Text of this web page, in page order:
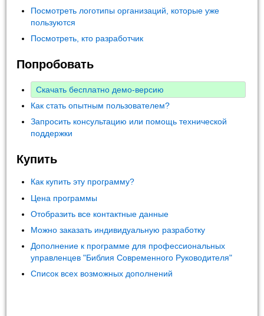
Посмотреть логотипы организаций, которые уже
пользуются
Посмотреть, кто разработчик
Попробовать
Скачать бесплатно демо-версию
Как стать опытным пользователем?
Запросить консультацию или помощь технической
поддержки
Купить
Как купить эту программу?
Цена программы
Отобразить все контактные данные
Можно заказать индивидуальную разработку
Дополнение к программе для профессиональных
управленцев "Библия Современного Руководителя"
Список всех возможных дополнений